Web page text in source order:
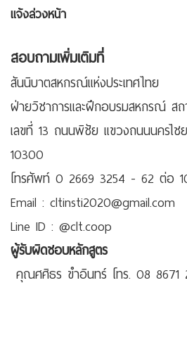
แจ้งล่วงหน้า
สอบถามเพิ่มเติมที่
สันนิบาตสหกรณ์แห่งประเทศไทย
ฝ่ายวิชาการและฝึกอบรมสหกรณ์ ส
เลขที่ 13 ถนนพิชัย แขวงถนนนครไช
10300
โทรศัพท์ 0 2669 3254 - 62 ต่อ
Email : cltinsti2020@gmail.com
Line ID : @clt.coop
ผู้รับผิดชอบหลักสูตร
คุณศศิธร ขำอินทร์ โทร. 08 8671